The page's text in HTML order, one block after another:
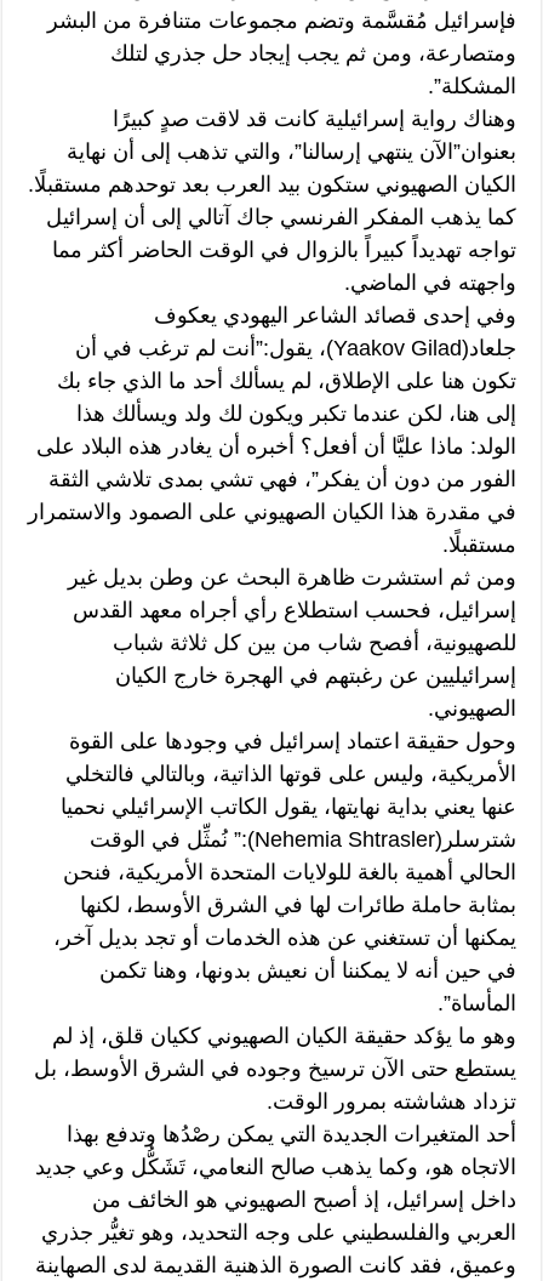
فإسرائيل مُقسَّمة وتضم مجموعات متنافرة من البشر
ومتصارعة، ومن ثم يجب إيجاد حل جذري لتلك
المشكلة”.
وهناك رواية إسرائيلية كانت قد لاقت صدٍ كبيرًا
بعنوان”الآن ينتهي إرسالنا”، والتي تذهب إلى أن نهاية
الكيان الصهيوني ستكون بيد العرب بعد توحدهم مستقبلًا.
كما يذهب المفكر الفرنسي جاك آتالي إلى أن إسرائيل
تواجه تهديداً كبيراً بالزوال في الوقت الحاضر أكثر مما
واجهته في الماضي.
وفي إحدى قصائد الشاعر اليهودي يعكوف
جلعاد(Yaakov Gilad)، يقول:”أنت لم ترغب في أن
تكون هنا على الإطلاق، لم يسألك أحد ما الذي جاء بك
إلى هنا، لكن عندما تكبر ويكون لك ولد ويسألك هذا
الولد: ماذا عليَّا أن أفعل؟ أخبره أن يغادر هذه البلاد على
الفور من دون أن يفكر”، فهي تشي بمدى تلاشي الثقة
في مقدرة هذا الكيان الصهيوني على الصمود والاستمرار
مستقبلًا.
ومن ثم استشرت ظاهرة البحث عن وطن بديل غير
إسرائيل، فحسب استطلاع رأي أجراه معهد القدس
للصهيونية، أفصح شاب من بين كل ثلاثة شباب
إسرائيليين عن رغبتهم في الهجرة خارج الكيان
الصهيوني.
وحول حقيقة اعتماد إسرائيل في وجودها على القوة
الأمريكية، وليس على قوتها الذاتية، وبالتالي فالتخلي
عنها يعني بداية نهايتها، يقول الكاتب الإسرائيلي نحميا
شترسلر(Nehemia Shtrasler):” نُمثِّل في الوقت
الحالي أهمية بالغة للولايات المتحدة الأمريكية، فنحن
بمثابة حاملة طائرات لها في الشرق الأوسط، لكنها
يمكنها أن تستغني عن هذه الخدمات أو تجد بديل آخر،
في حين أنه لا يمكننا أن نعيش بدونها، وهنا تكمن
المأساة”.
وهو ما يؤكد حقيقة الكيان الصهيوني ككيان قلق، إذ لم
يستطع حتى الآن ترسيخ وجوده في الشرق الأوسط، بل
تزداد هشاشته بمرور الوقت.
أحد المتغيرات الجديدة التي يمكن رصْدُها وتدفع بهذا
الاتجاه هو، وكما يذهب صالح النعامي، تَشَكُّل وعي جديد
داخل إسرائيل، إذ أصبح الصهيوني هو الخائف من
العربي والفلسطيني على وجه التحديد، وهو تغيُّر جذري
وعميق، فقد كانت الصورة الذهنية القديمة لدى الصهاينة